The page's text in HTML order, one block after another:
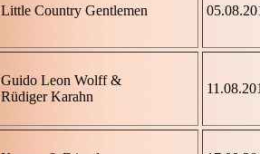
Little Country Gentlemen
Guido Leon Wolff &
Rüdiger Karahn